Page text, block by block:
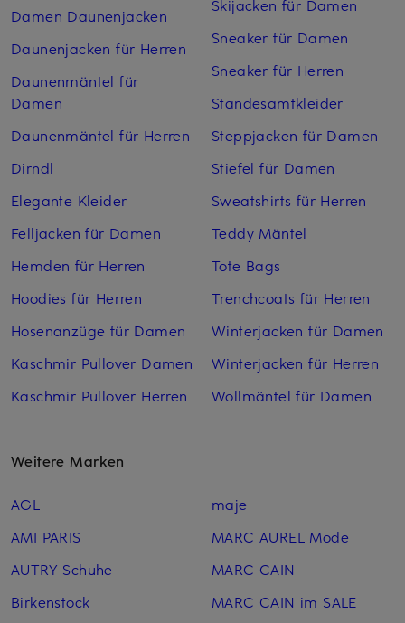
Damen Daunenjacken
Daunenjacken für Herren
Daunenmäntel für
Damen
Daunenmäntel für Herren
Dirndl
Elegante Kleider
Felljacken für Damen
Hemden für Herren
Hoodies für Herren
Hosenanzüge für Damen
Kaschmir Pullover Damen
Kaschmir Pullover Herren
Skijacken für Damen
Sneaker für Damen
Sneaker für Herren
Standesamtkleider
Steppjacken für Damen
Stiefel für Damen
Sweatshirts für Herren
Teddy Mäntel
Tote Bags
Trenchcoats für Herren
Winterjacken für Damen
Winterjacken für Herren
Wollmäntel für Damen
Weitere Marken
AGL
AMI PARIS
AUTRY Schuhe
Birkenstock
maje
MARC AUREL Mode
MARC CAIN
MARC CAIN im SALE